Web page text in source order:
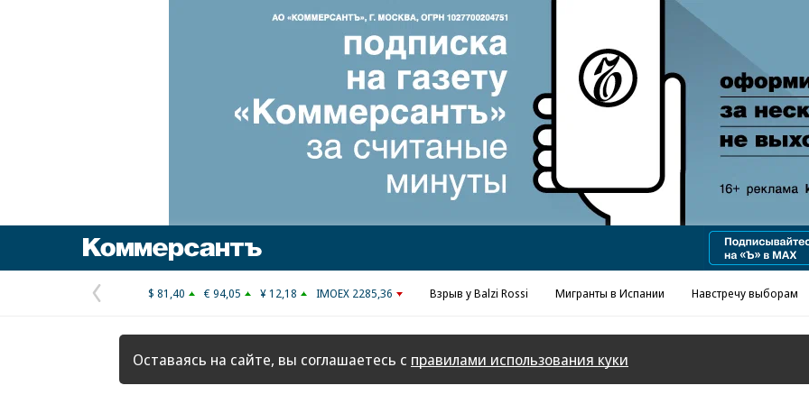
Реклама в «Ъ» www.kommersant.ru/ad
Предыдущая
страница
$ 81,40 € 94,05 ¥ 12,18 IMOEX 2285,36 Взрыв у Balzi Rossi Мигранты в Испании Навстречу выборам
Оставаясь на сайте, вы соглашаетесь с правилами использования куки